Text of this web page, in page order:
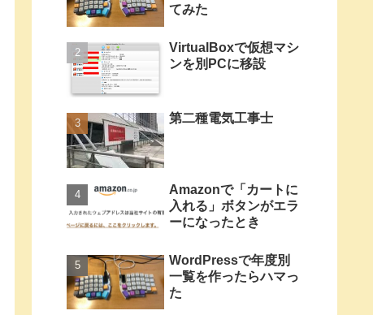
てみた
VirtualBoxで仮想マシ
ンを別PCに移設
第二種電気工事士
Amazonで「カートに
入れる」ボタンがエラ
ーになったとき
WordPressで年度別
一覧を作ったらハマっ
た